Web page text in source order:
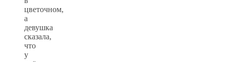
цветочном,
а
девушка
сказала,
что
у